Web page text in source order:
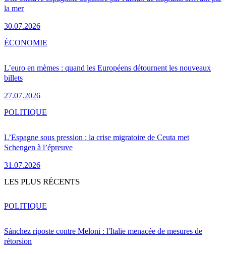
la mer
30.07.2026
L’euro en mèmes : quand les Européens détournent les nouveaux
billets
27.07.2026
ÉCONOMIE
L’Espagne sous pression : la crise migratoire de Ceuta met
Schengen à l’épreuve
31.07.2026
POLITIQUE
LES PLUS RÉCENTS
Sánchez riposte contre Meloni : l'Italie menacée de mesures de
rétorsion
POLITIQUE